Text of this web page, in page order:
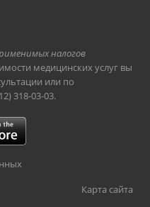
налогов
медицинских услуг вы
или по
318-03-03.
Карта сайта